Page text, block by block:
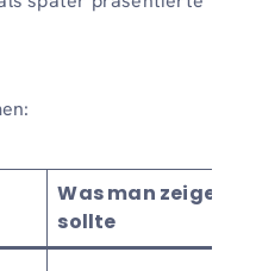
Was man zeigen
sollte